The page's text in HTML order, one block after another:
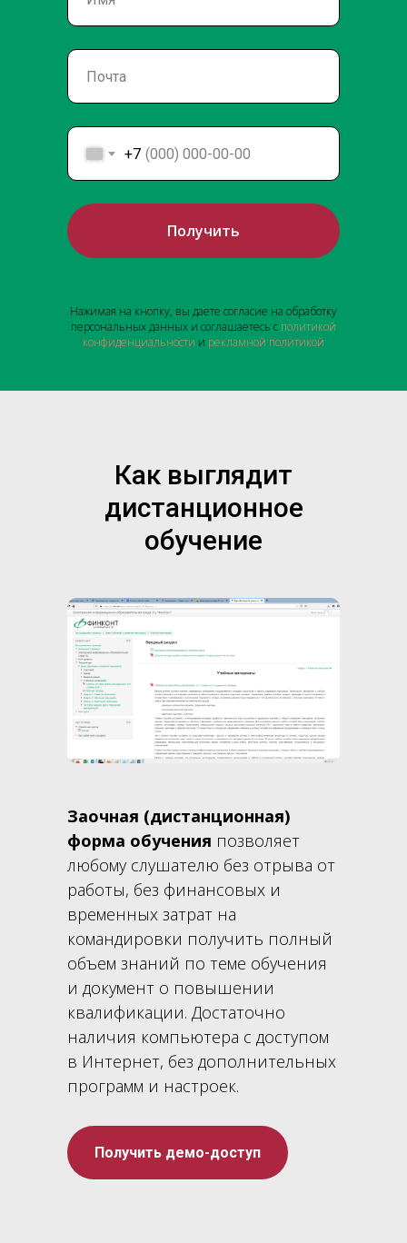
+7
Получить
Нажимая на кнопку, вы даете согласие на обработку
персональных данных и соглашаетесь с политикой
конфиденциальности и рекламной политикой
Как выглядит
дистанционное
обучение
Заочная (дистанционная)
форма обучения позволяет
любому слушателю без отрыва от
работы, без финансовых и
временных затрат на
командировки получить полный
объем знаний по теме обучения
и документ о повышении
квалификации. Достаточно
наличия компьютера с доступом
в Интернет, без дополнительных
программ и настроек.
Получить демо-доступ